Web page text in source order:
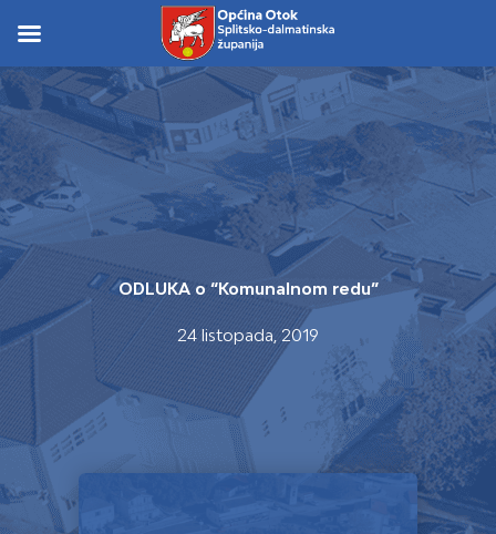
content
content
ODLUKA o “Komunalnom redu”
24 listopada, 2019